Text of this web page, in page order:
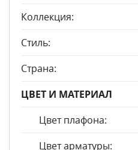
Коллекция:
Стиль:
Страна:
ЦВЕТ И МАТЕРИАЛ
Цвет плафона:
Цвет арматуры: